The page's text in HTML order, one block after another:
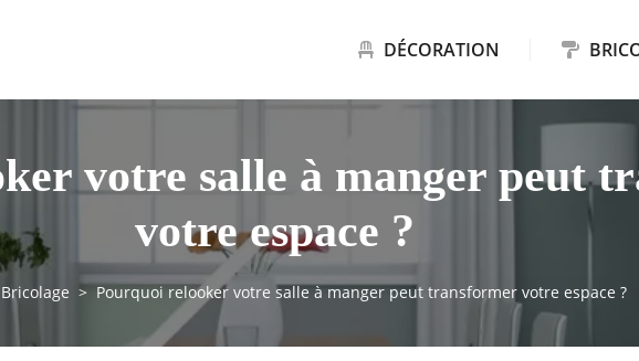
DÉCORATION
votre salle à manger peut
votre espace ?
Bricolage Pourquoi relooker votre salle à manger peut transformer votre espace ?